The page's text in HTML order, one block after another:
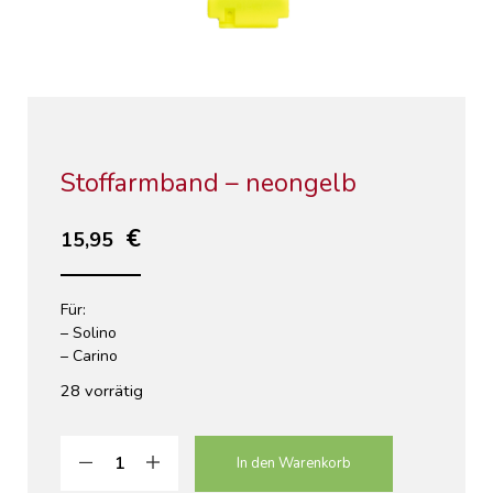
Stoffarmband – neongelb
15,95
Für:
– Solino
– Carino
28 vorrätig
In den Warenkorb